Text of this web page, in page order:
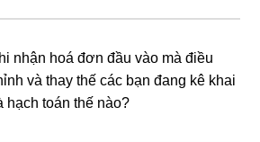
nhận hoá đơn đầu vào mà điều
và thay thế các bạn đang kê khai
hạch toán thế nào?